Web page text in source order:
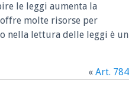
le leggi aumenta la
molte risorse per
nella lettura delle leggi è un
« Art. 784